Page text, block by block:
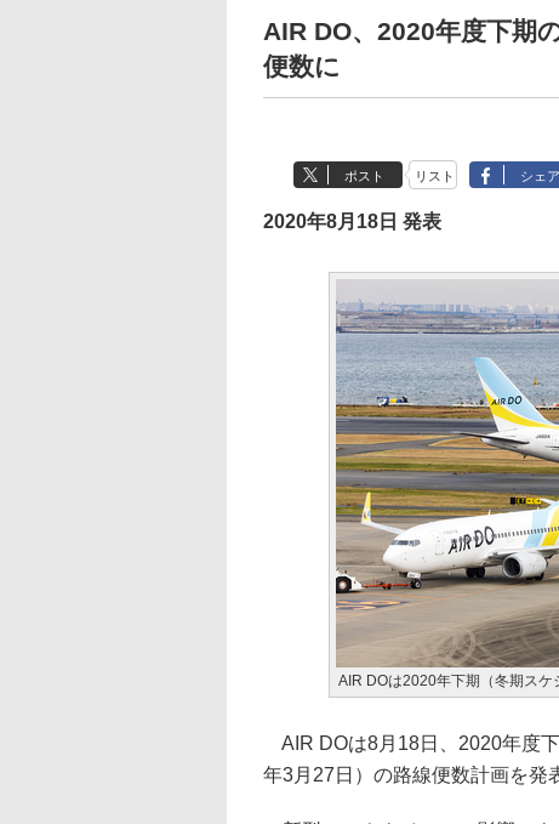
AIR DO、2020年度下期
便数に
ポスト リスト シェア
2020年8月18日 発表
AIR DOは2020年下期（冬期ス
AIR DOは8月18日、2020年度
年3月27日）の路線便数計画を発